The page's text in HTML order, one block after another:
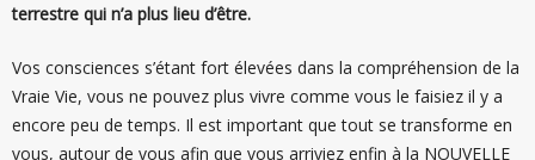
terrestre qui n’a plus lieu d’être.
Vos consciences s’étant fort élevées dans la compréhension de la
Vraie Vie, vous ne pouvez plus vivre comme vous le faisiez il y a
encore peu de temps. Il est important que tout se transforme en
vous, autour de vous afin que vous arriviez enfin à la NOUVELLE